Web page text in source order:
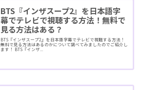
BTS『インザスープ2』を日本語字
幕でテレビで視聴する方法！無料で
見る方法はある？
BTS『インザスープ2』を日本語字幕でテレビで視聴する方法！
無料で見る方法はあるのかについて調べてみましたのでご紹介し
ます！ BTS『インザ...